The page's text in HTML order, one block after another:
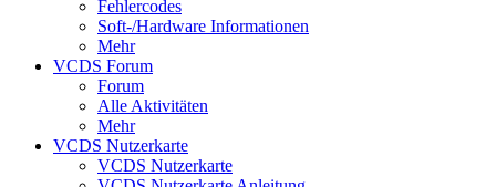
Fehlercodes
Soft-/Hardware Informationen
Mehr
VCDS Forum
Forum
Alle Aktivitäten
Mehr
VCDS Nutzerkarte
VCDS Nutzerkarte